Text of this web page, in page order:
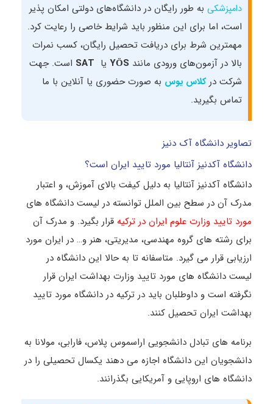
دامپزشکی به طور رایگان در دانشگاه‌‌های دولتی امکان‌ پذیر
است، اما برای این منظور باید شرایط خاصی را رعایت کرد.
مهمترین شرط برای دریافت تحصیل رایگان، کسب نمرات
بالا در آزمون‌های ورودی مانند YÖS یا SAT است. جهت
شرکت درکلاس یوس به صورت حضوری یا آنلاین با ما
تماس بگیرید.
تصاویر دانشگاه آک دنیز
دانشگاه آکدنیز آنتالیا مورد تایید ایران است؟
دانشگاه آکدنیز آنتالیا به دلیل کیفت بالای آموزش، و اعتبار
مدرک آن در سطح بین الملل توانسته در لیست دانشگاه های
مورد تایید وزارت علوم ایران در ترکیه قرار بگیرد. و مدرک آن
برای رشته های گروه مهندسی، مدیریتی، هنر و… در ایران مورد
ارزیابی قرار می گیرد. متاسفانه تا به حالا این دانشگاه در
لیست دانشگاه های مورد تایید وزارت بهداشت ایران قرار
نگرفته است و داوطلبان باید در ترکیه در دانشگاه مورد تایید
بهداشت ایران تحصیل کنند.
برنامه های تبادل دانشجویی اراسموس پلاس، فارابی، مولانا به
دانشجویان این دانشگاه اجازه می دهند یکسال تحصیلی را در
دانشگاه های اروپایی و آمریکایی بگذرانند.